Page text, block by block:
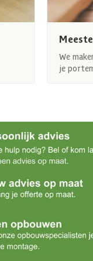
We
je